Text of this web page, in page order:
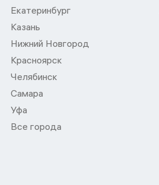
Екатеринбург
Казань
Нижний Новгород
Красноярск
Челябинск
Самара
Уфа
Все города